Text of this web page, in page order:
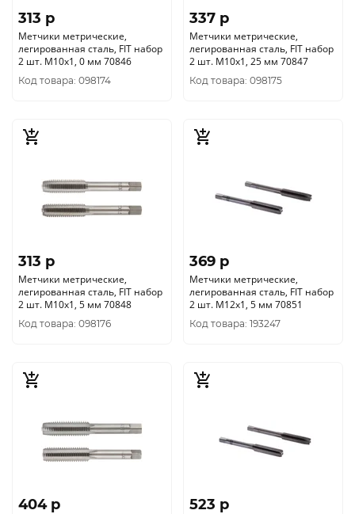
313 p
Метчики метрические,
легированная сталь, FIT набор
2 шт. М10х1, 0 мм 70846
Код товара: 098174
337 p
Метчики метрические,
легированная сталь, FIT набор
2 шт. М10х1, 25 мм 70847
Код товара: 098175
313 p
Метчики метрические,
легированная сталь, FIT набор
2 шт. М10х1, 5 мм 70848
Код товара: 098176
369 p
Метчики метрические,
легированная сталь, FIT набор
2 шт. М12х1, 5 мм 70851
Код товара: 193247
404 p 523 p